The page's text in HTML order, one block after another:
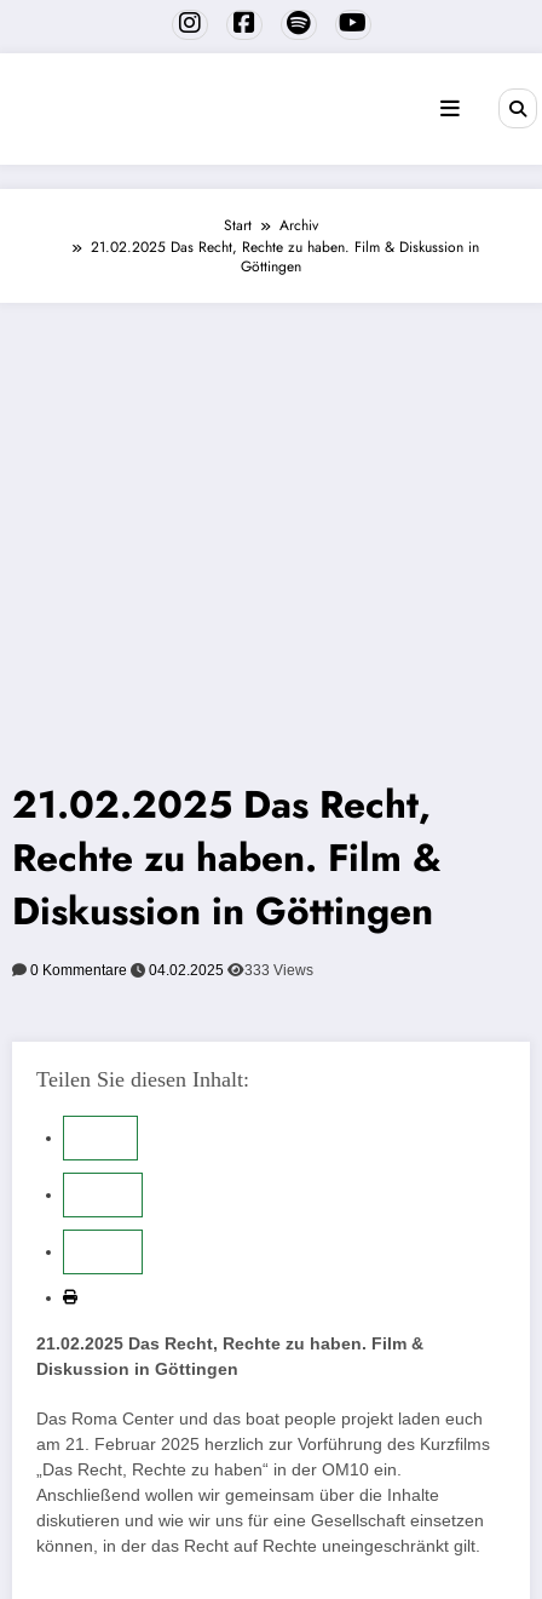
springen
Start
Archiv
21.02.2025 Das Recht, Rechte zu haben. Film & Diskussion in
Göttingen
21.02.2025 Das Recht,
Rechte zu haben. Film &
Diskussion in Göttingen
0 Kommentare 04.02.2025 333 Views
Teilen Sie diesen Inhalt:
21.02.2025 Das Recht, Rechte zu haben. Film &
Diskussion in Göttingen
Das Roma Center und das boat people projekt laden euch
am 21. Februar 2025 herzlich zur Vorführung des Kurzfilms
„Das Recht, Rechte zu haben“ in der OM10 ein.
Anschließend wollen wir gemeinsam über die Inhalte
diskutieren und wie wir uns für eine Gesellschaft einsetzen
können, in der das Recht auf Rechte uneingeschränkt gilt.